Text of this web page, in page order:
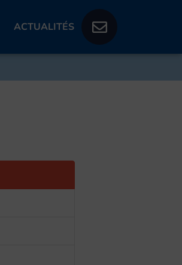
ACTUALITÉS